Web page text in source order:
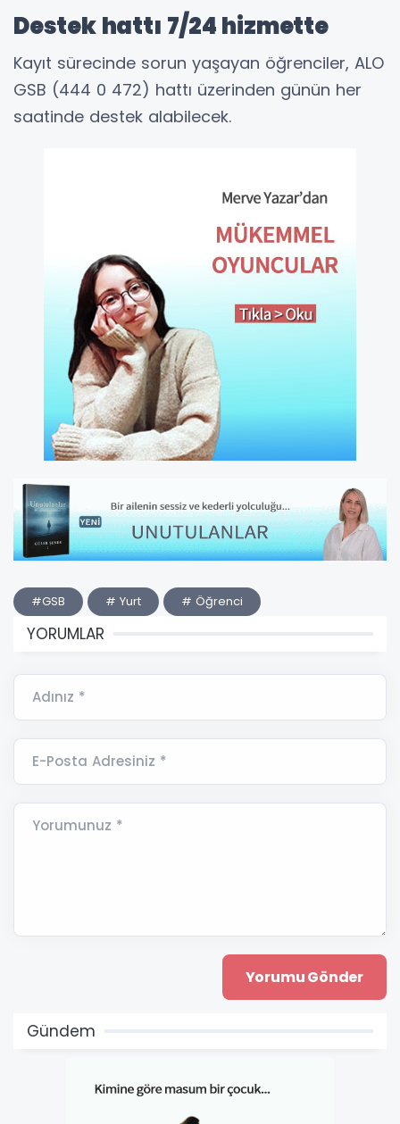
Destek hattı 7/24 hizmette
Kayıt sürecinde sorun yaşayan öğrenciler, ALO
GSB (444 0 472) hattı üzerinden günün her
saatinde destek alabilecek.
#GSB # Yurt # Öğrenci
YORUMLAR
Adınız *
E-Posta Adresiniz *
Yorumunuz *
Gündem